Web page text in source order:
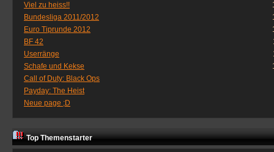
Viel zu heiss!!
Bundesliga 2011/2012
Euro Tiprunde 2012
BF 42
Userränge
Schafe und Kekse
Call of Duty: Black Ops
Payday: The Heist
Neue page ;D
Top Themenstarter